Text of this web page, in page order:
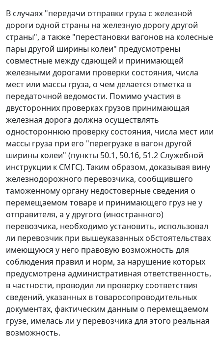
В случаях "передачи отправки груза с железной
дороги одной страны на железную дорогу другой
страны", а также "перестановки вагонов на колесные
пары другой ширины колеи" предусмотрены
совместные между сдающей и принимающей
железными дорогами проверки состояния, числа
мест или массы груза, о чем делается отметка в
передаточной ведомости. Помимо участия в
двусторонних проверках грузов принимающая
железная дорога должна осуществлять
одностороннюю проверку состояния, числа мест или
массы груза при его "перегрузке в вагон другой
ширины колеи" (пункты 50.1, 50.16, 51.2 Служебной
инструкции к СМГС). Таким образом, доказывая вину
железнодорожного перевозчика, сообщившего
таможенному органу недостоверные сведения о
перемещаемом товаре и принимающего груз не у
отправителя, а у другого (иностранного)
перевозчика, необходимо установить, использовал
ли перевозчик при вышеуказанных обстоятельствах
имеющуюся у него правовую возможность для
соблюдения правил и норм, за нарушение которых
предусмотрена административная ответственность,
в частности, проводил ли проверку соответствия
сведений, указанных в товаросопроводительных
документах, фактическим данным о перемещаемом
грузе, имелась ли у перевозчика для этого реальная
возможность.